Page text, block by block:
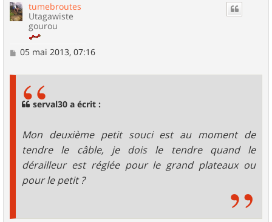
tumebroutes
Utagawiste
gourou
M
05 mai 2013, 07:16
serval30 a écrit :
Mon deuxième petit souci est au moment de
tendre le câble, je dois le tendre quand le
dérailleur est réglée pour le grand plateaux ou
pour le petit ?